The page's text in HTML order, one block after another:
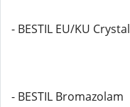
- BESTIL EU/KU Crystal
- BESTIL Bromazolam